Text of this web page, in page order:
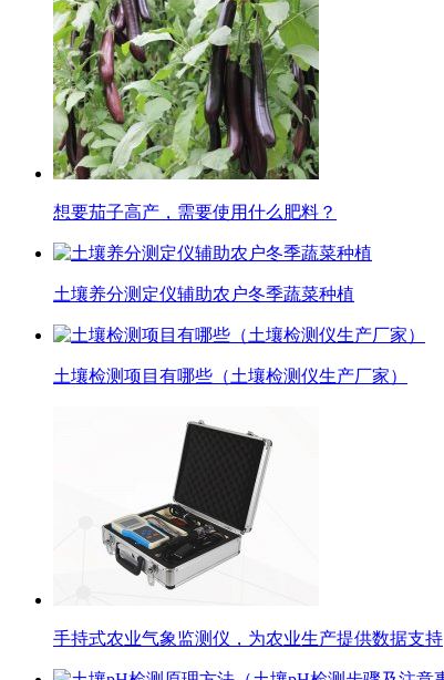
想要茄子高产，需要使用什么肥料？
土壤养分测定仪辅助农户冬季蔬菜种植
土壤检测项目有哪些（土壤检测仪生产厂家）
手持式农业气象监测仪，为农业生产提供数据支持